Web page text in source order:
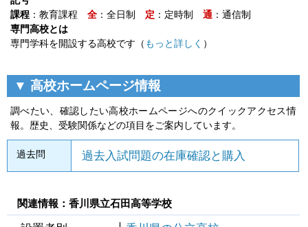
課程 ：教育課程 全 ：全日制 定 ：定時制 通 ：通信制
専門高校とは
専門学科を開設する高校です（ もっと詳しく ）
▼ 高校ホームページ情報
調べたい、確認したい高校ホームページへのクイックアクセス情
報。歴史、受験関係などの項目をご案内しています。
過去問 過去入試問題の在庫確認と購入
関連情報：香川県立石田高等学校